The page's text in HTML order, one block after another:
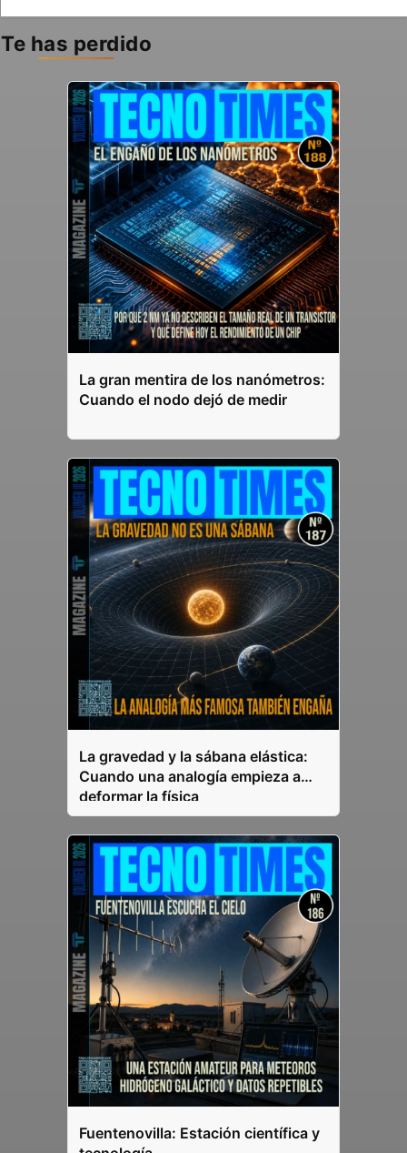
Te has perdido
La gran mentira de los nanómetros:
Cuando el nodo dejó de medir
La gravedad y la sábana elástica:
Cuando una analogía empieza a
deformar la física
Fuentenovilla: Estación científica y